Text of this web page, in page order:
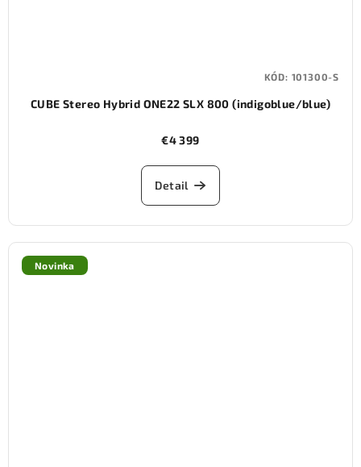
CUBE Stereo Hybrid ONE22 SLX 800 (indigoblue/blue)
€4 399
Detail
KÓD: 101300-S
Novinka